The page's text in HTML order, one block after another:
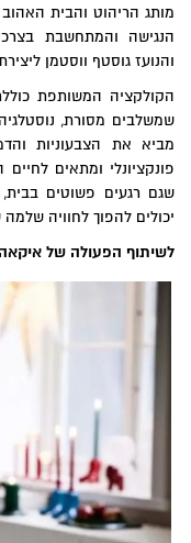
מותג הריהוט והבית
הנגישה והמתחשבת
והנועז גוסטף ווסטמן
הקולקציה המשותפת
שמשלבים מסורת,
מביא את הצבעוניות
פונקציונלי ומתאים
שגם רגעים פשוטים
יכולים להפוך לחוויה
לשיתוף הפעולה של